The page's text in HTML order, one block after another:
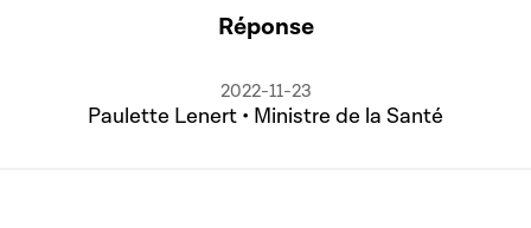
Réponse
2022-11-23
Paulette Lenert • Ministre de la Santé